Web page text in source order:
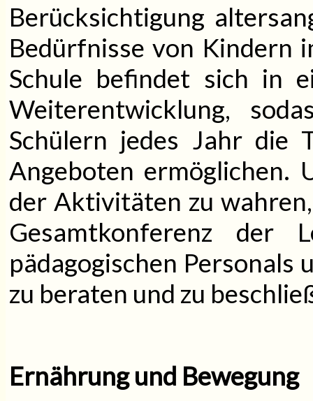
Berücksichtigung
Bedürfnisse von Kindern
Schule befindet sich in
Weiterentwicklung,
Schülern jedes Jahr die
Angeboten ermöglichen.
der Aktivitäten zu
Gesamtkonferenz der
pädagogischen Personals
zu beraten und zu
Ernährung und Bewegung